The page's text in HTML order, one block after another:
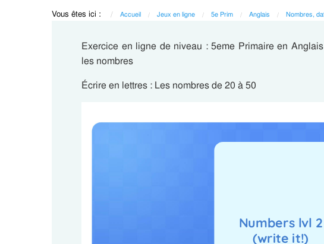
Vous êtes ici : Accueil Jeux en ligne 5e Prim Anglais Nombres,
Exercice en ligne de niveau : 5eme Primaire en
les nombres
Écrire en lettres : Les nombres de 20 à 50